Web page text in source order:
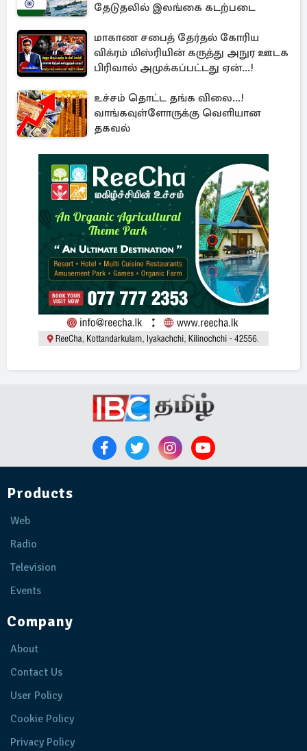
தேடுதலில் இலங்கை கடற்படை
மாகாண சபைத் தேர்தல் கோரிய
விக்ரம் மிஸ்ரியின் கருத்து அநுர ஊடக
பிரிவால் அமுக்கப்பட்டது ஏன்...!
உச்சம் தொட்ட தங்க விலை...!
வாங்கவுள்ளோருக்கு வெளியான
தகவல்
Products
Web
Radio
Television
Events
Company
About
Contact Us
User Policy
Cookie Policy
Privacy Policy